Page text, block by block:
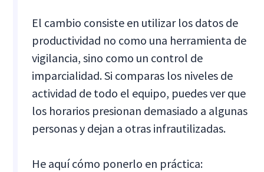
El cambio consiste en utilizar los datos de
productividad no como una herramienta de
vigilancia, sino como un control de
imparcialidad. Si comparas los niveles de
actividad de todo el equipo, puedes ver que
los horarios presionan demasiado a algunas
personas y dejan a otras infrautilizadas.
He aquí cómo ponerlo en práctica: